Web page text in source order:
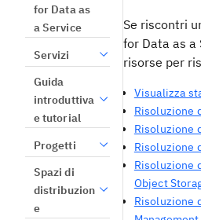
for Data as
a Service
Servizi
Guida
introduttiva
e tutorial
Progetti
Spazi di
distribuzion
e
Se riscontri
for Data as a
risorse per
Visualizza
Risoluzione
Risoluzione
Risoluzione
Risoluzione
Object
Risoluzione